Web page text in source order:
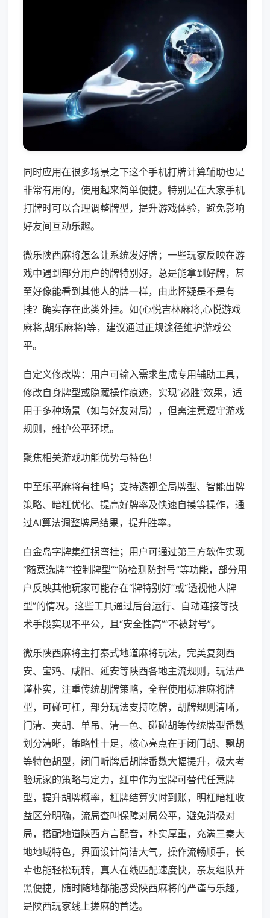
同时应用在很多场景之下这个手机打牌计算辅助也是
非常有用的，使用起来简单便捷。特别是在大家手机
打牌时可以合理调整牌型，提升游戏体验，避免影响
好友间互动乐趣。
微乐陕西麻将怎么让系统发好牌；一些玩家反映在游
戏中遇到部分用户的牌特别好，总是能拿到好牌，甚
至好像能看到其他人的牌一样，由此怀疑是不是有
挂？确实存在此类外挂。如(心悦吉林麻将,心悦游戏
麻将,胡乐麻将)等，建议通过正规途径维护游戏公
平。
自定义修改牌：用户可输入需求生成专用辅助工具，
修改自身牌型或隐藏操作痕迹，实现“必胜”效果，适
用于多种场景（如与好友对局），但需注意遵守游戏
规则，维护公平环境。
聚焦相关游戏功能优势与特色！
中至乐平麻将有挂吗；支持透视全局牌型、智能出牌
策略、暗杠优化、提高好牌率及快速自摸等操作，通
过AI算法调整牌局结果，提升胜率。
白金岛字牌集红拐弯挂；用户可通过第三方软件实现
“随意选牌”“控制牌型”“防检测防封号”等功能，部分用
户反映其他玩家可能存在“牌特别好”或“透视他人牌
型”的情况。这些工具通过后台运行、自动连接等技
术手段实现不平公，且“安全性高”“不被封号”。
微乐陕西麻将主打秦式地道麻将玩法，完美复刻西
安、宝鸡、咸阳、延安等陕西各地主流规则，玩法严
谨朴实，注重传统胡牌策略，全程使用标准麻将牌
型，可碰可杠，部分玩法支持吃牌，胡牌规则清晰，
门清、夹胡、单吊、清一色、碰碰胡等传统牌型番数
划分清晰，策略性十足，核心亮点在于闭门胡、飘胡
等特色胡型，闭门听牌后胡牌番数大幅提升，极大考
验玩家的策略与定力，红中作为宝牌可替代任意牌
型，提升胡牌概率，杠牌结算实时到账，明杠暗杠收
益区分明确，流局查叫保障对局公平，避免消极对
局，搭配地道陕西方言配音，朴实厚重，充满三秦大
地地域特色，界面设计简洁大气，操作流畅顺手，长
辈也能轻松玩转，真人在线匹配速度快，亲友组队开
黑便捷，随时随地都能感受陕西麻将的严谨与乐趣，
是陕西玩家线上搓麻的首选。